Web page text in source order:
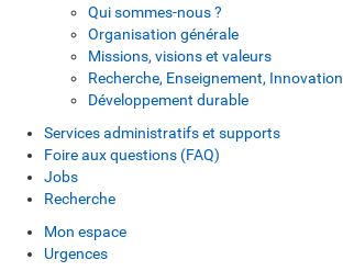
Qui sommes-nous ?
Organisation générale
Missions, visions et valeurs
Recherche, Enseignement, Innovation
Développement durable
Services administratifs et supports
Foire aux questions (FAQ)
Jobs
Recherche
Mon espace
Urgences